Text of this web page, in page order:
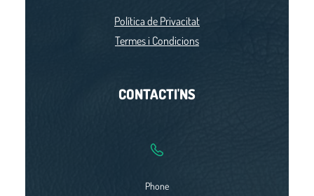
Política de Privacitat
Termes i Condicions
CONTACTI'NS
Phone